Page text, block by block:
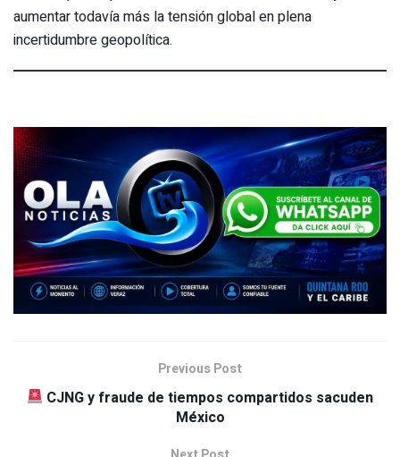
aumentar todavía más la tensión global en plena
incertidumbre geopolítica.
Previous Post
CJNG y fraude de tiempos compartidos sacuden
México